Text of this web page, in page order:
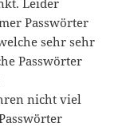
Passwörter
sehr sehr
Passwörter
nicht viel